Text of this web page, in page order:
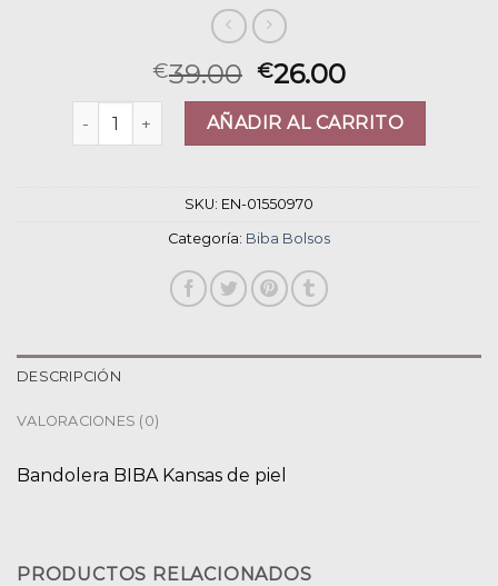
€39.00 €26.00
biba bolsos cantidadAÑADIR AL CARRITO
SKU: EN-01550970
Categoría: Biba Bolsos
DESCRIPCIÓN
VALORACIONES (0)
Bandolera BIBA Kansas de piel
PRODUCTOS RELACIONADOS